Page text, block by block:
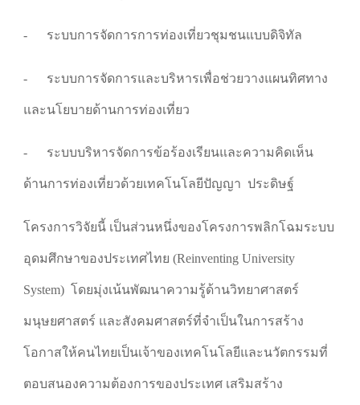
- ระบบการจัดการการท่องเที่ยวชุมชนแบบดิจิทัล
- ระบบการจัดการและบริหารเพื่อช่วยวางแผนทิศทาง
และนโยบายด้านการท่องเที่ยว
- ระบบบริหารจัดการข้อร้องเรียนและความคิดเห็น
ด้านการท่องเที่ยวด้วยเทคโนโลยีปัญญา ประดิษฐ์
โครงการวิจัยนี้ เป็นส่วนหนึ่งของโครงการพลิกโฉมระบบ
อุดมศึกษาของประเทศไทย (Reinventing University
System) โดยมุ่งเน้นพัฒนาความรู้ด้านวิทยาศาสตร์
มนุษยศาสตร์ และสังคมศาสตร์ที่จำเป็นในการสร้าง
โอกาสให้คนไทยเป็นเจ้าของเทคโนโลยีและนวัตกรรมที่
ตอบสนองความต้องการของประเทศ เสริมสร้าง